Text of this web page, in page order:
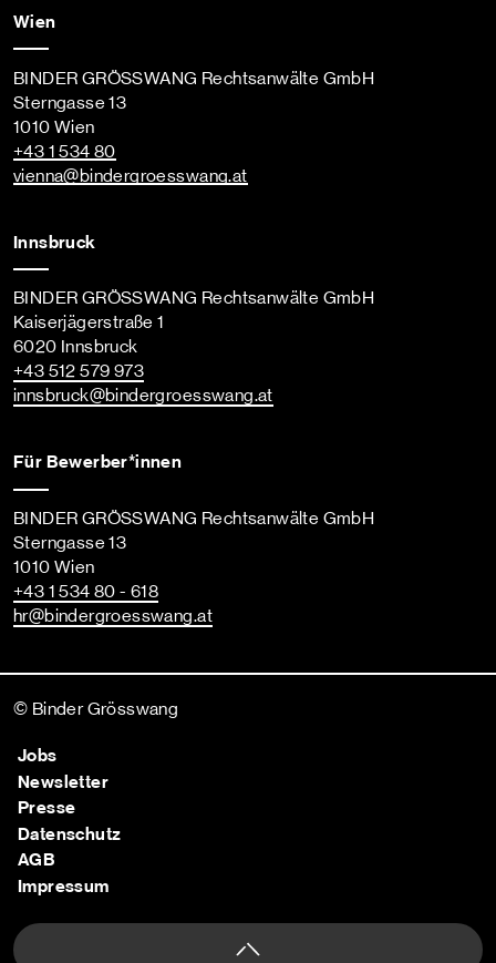
Wien
BINDER GRÖSSWANG Rechtsanwälte GmbH
Sterngasse 13
1010 Wien
+43 1 534 80
vienna@bindergroesswang.at
Innsbruck
BINDER GRÖSSWANG Rechtsanwälte GmbH
Kaiserjägerstraße 1
6020 Innsbruck
+43 512 579 973
innsbruck@bindergroesswang.at
Für Bewerber*innen
BINDER GRÖSSWANG Rechtsanwälte GmbH
Sterngasse 13
1010 Wien
+43 1 534 80 - 618
hr@bindergroesswang.at
© Binder Grösswang
Jobs
Newsletter
Presse
Datenschutz
AGB
Impressum
Nach